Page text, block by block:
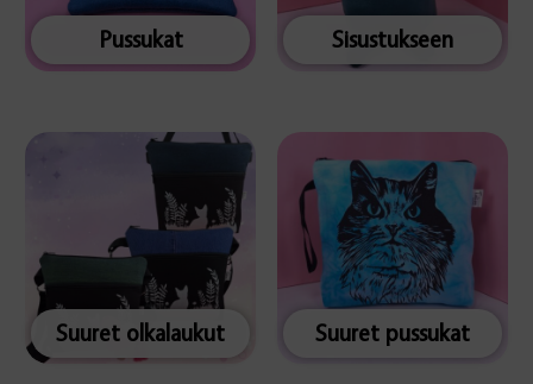
Pussukat Sisustukseen
Suuret olkalaukut Suuret pussukat